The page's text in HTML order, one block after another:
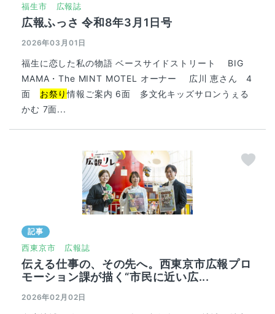
福生市 広報誌
広報ふっさ 令和8年3月1日号
2026年03月01日
福生に恋した私の物語 ベースサイドストリート BIG
MAMA・The MINT MOTEL オーナー 広川 恵さん 4
面 お祭り情報ご案内 6面 多文化キッズサロンうぇる
かむ 7面...
記事
西東京市 広報誌
伝える仕事の、その先へ。西東京市広報プロ
モーション課が描く“市民に近い広...
2026年02月02日